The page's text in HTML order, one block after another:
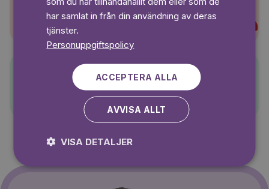
Super-Charlie
Pelle Svanslös
har samlat in från din användning av deras
tjänster.
Personuppgiftspolicy
ACCEPTERA ALLA
AVVISA ALLT
VISA DETALJER